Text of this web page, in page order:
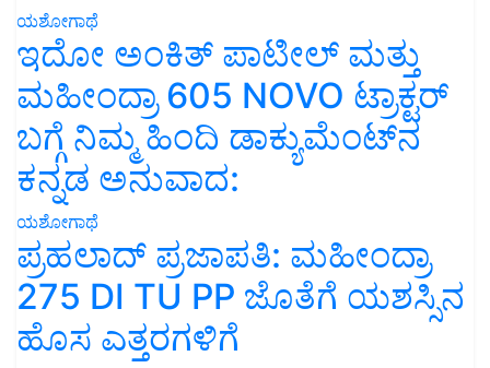
ಯಶೋಗಾಥೆ
ಇದೋ ಅಂಕಿತ್ ಪಾಟೀಲ್ ಮತ್ತು
ಮಹೀಂದ್ರಾ 605 NOVO ಟ್ರಾಕ್ಟರ್
ಬಗ್ಗೆ ನಿಮ್ಮ ಹಿಂದಿ ಡಾಕ್ಯುಮೆಂಟ್‌ನ
ಕನ್ನಡ ಅನುವಾದ:
ಯಶೋಗಾಥೆ
ಪ್ರಹಲಾದ್ ಪ್ರಜಾಪತಿ: ಮಹೀಂದ್ರಾ
275 DI TU PP ಜೊತೆಗೆ ಯಶಸ್ಸಿನ
ಹೊಸ ಎತ್ತರಗಳಿಗೆ